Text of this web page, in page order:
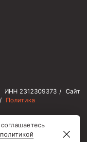
ИНН 2312309373 / Сайт
/
Политика
политикой